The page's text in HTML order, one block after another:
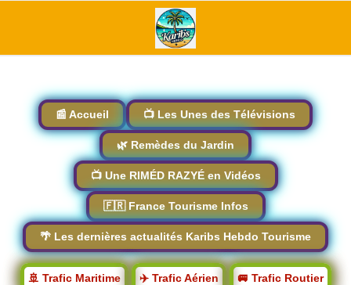
📰 Accueil 📺 Les Unes des Télévisions
🌿 Remèdes du Jardin
📺 Une RIMÉD RAZYÉ en Vidéos
🇫🇷 France Tourisme Infos
🌴 Les dernières actualités Karibs Hebdo Tourisme
🚢 Trafic Maritime ✈️ Trafic Aérien 🚐 Trafic Routier